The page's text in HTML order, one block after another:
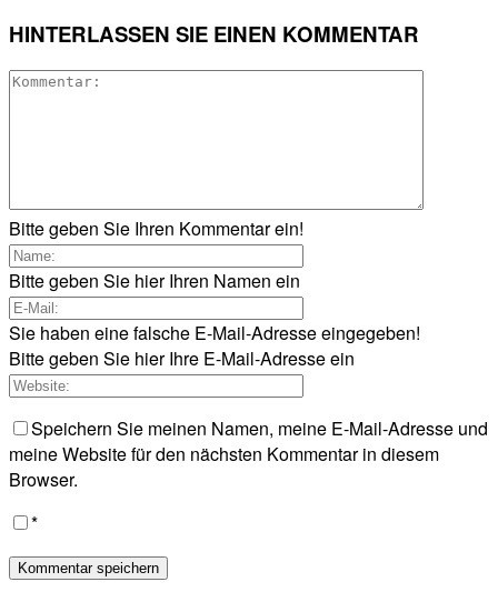
HINTERLASSEN SIE EINEN KOMMENTAR
Bitte geben Sie Ihren Kommentar ein!
Bitte geben Sie hier Ihren Namen ein
Sie haben eine falsche E-Mail-Adresse eingegeben!
Bitte geben Sie hier Ihre E-Mail-Adresse ein
Speichern Sie meinen Namen, meine E-Mail-Adresse und
meine Website für den nächsten Kommentar in diesem
Browser.
*